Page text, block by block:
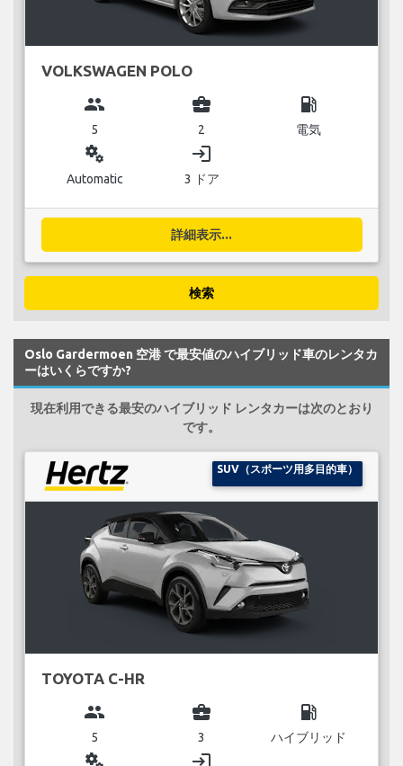
VOLKSWAGEN POLO
group
5
business_center
2
local_gas_station
電気
miscellaneous_services
Automatic
login
3 ドア
詳細表示...
検索
Oslo Gardermoen 空港 で最安値のハイブリッド車のレンタカ
ーはいくらですか?
現在利用できる最安のハイブリッド レンタカーは次のとおり
です。
SUV（スポーツ用多目的車）
TOYOTA C-HR
group
5
business_center
3
local_gas_station
ハイブリッド
miscellaneous_services login